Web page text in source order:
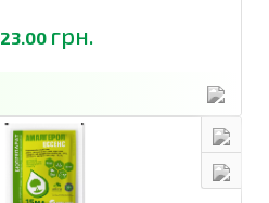
23.00 грн.